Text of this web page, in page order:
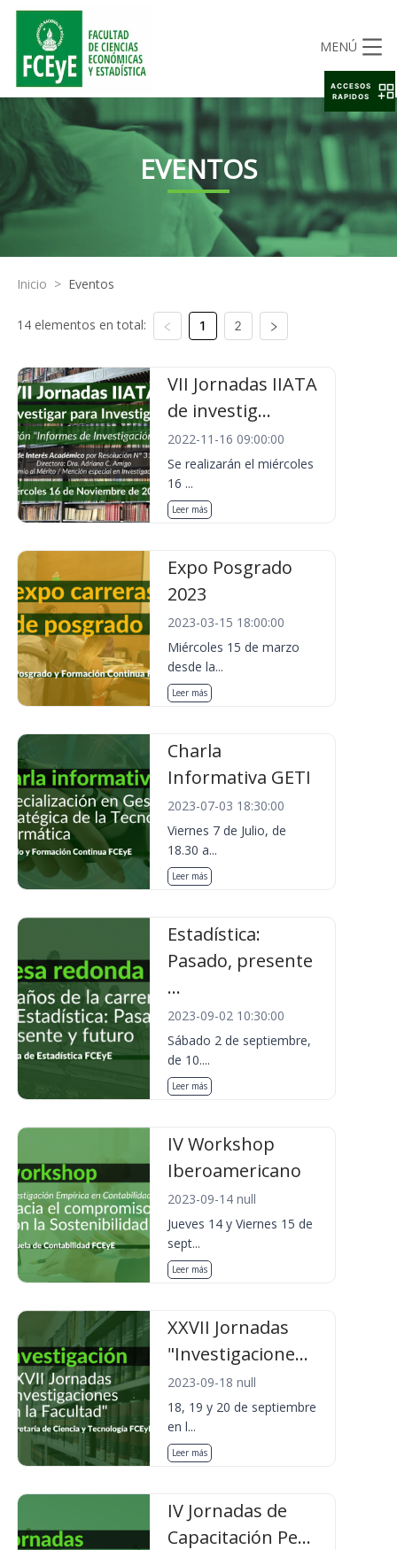
MENÚ
EVENTOS
Inicio > Eventos
14 elementos en total: 1 2
VII Jornadas IIATA
de investig...
2022-11-16 09:00:00
Se realizarán el miércoles
16 ...
Leer más
Expo Posgrado
2023
2023-03-15 18:00:00
Miércoles 15 de marzo
desde la...
Leer más
Charla
Informativa GETI
2023-07-03 18:30:00
Viernes 7 de Julio, de
18.30 a...
Leer más
Estadística:
Pasado, presente
...
2023-09-02 10:30:00
Sábado 2 de septiembre,
de 10....
Leer más
IV Workshop
Iberoamericano
2023-09-14 null
Jueves 14 y Viernes 15 de
sept...
Leer más
XXVII Jornadas
"Investigacione...
2023-09-18 null
18, 19 y 20 de septiembre
en l...
Leer más
IV Jornadas de
Capacitación Pe...
ACCESOS
RAPIDOS